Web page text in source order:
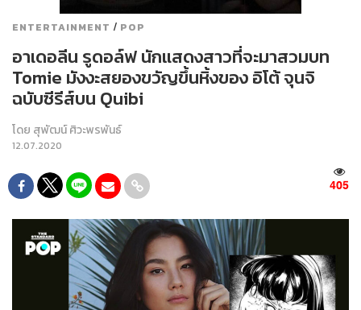
ENTERTAINMENT / POP
อาเดอลีน รูดอล์ฟ นักแสดงสาวที่จะมาสวมบท
Tomie มังงะสยองขวัญขึ้นหิ้งของ อิโต้ จุนจิ
ฉบับซีรีส์บน Quibi
โดย สุพัฒน์ ศิวะพรพันธ์
12.07.2020
405